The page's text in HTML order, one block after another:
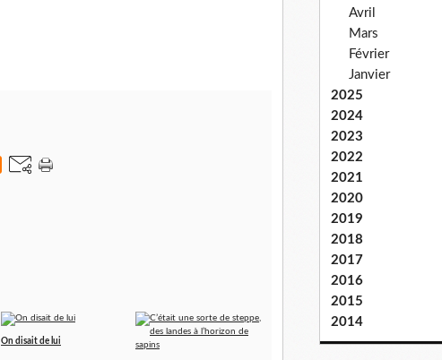
On disait de lui
Avril
Mars
Février
Janvier
2025
2024
2023
2022
2021
2020
2019
2018
2017
2016
2015
2014